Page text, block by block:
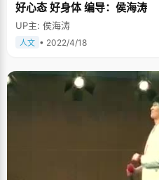
好心态 好身体 编导：侯海涛
UP主: 侯海涛
人文 • 2022/4/18